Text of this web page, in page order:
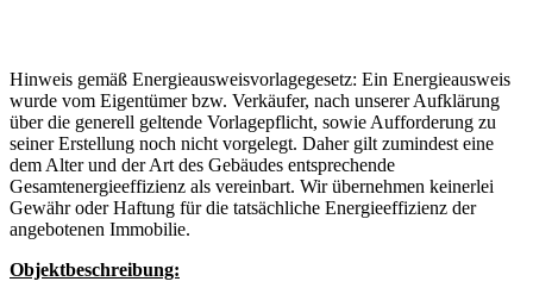
Hinweis gemäß Energieausweisvorlagegesetz: Ein Energieausweis
wurde vom Eigentümer bzw. Verkäufer, nach unserer Aufklärung
über die generell geltende Vorlagepflicht, sowie Aufforderung zu
seiner Erstellung noch nicht vorgelegt. Daher gilt zumindest eine
dem Alter und der Art des Gebäudes entsprechende
Gesamtenergieeffizienz als vereinbart. Wir übernehmen keinerlei
Gewähr oder Haftung für die tatsächliche Energieeffizienz der
angebotenen Immobilie.
Objektbeschreibung: